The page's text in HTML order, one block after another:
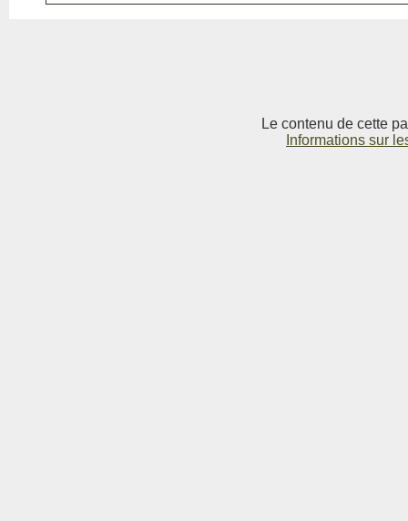
Le contenu de cette
Informations sur